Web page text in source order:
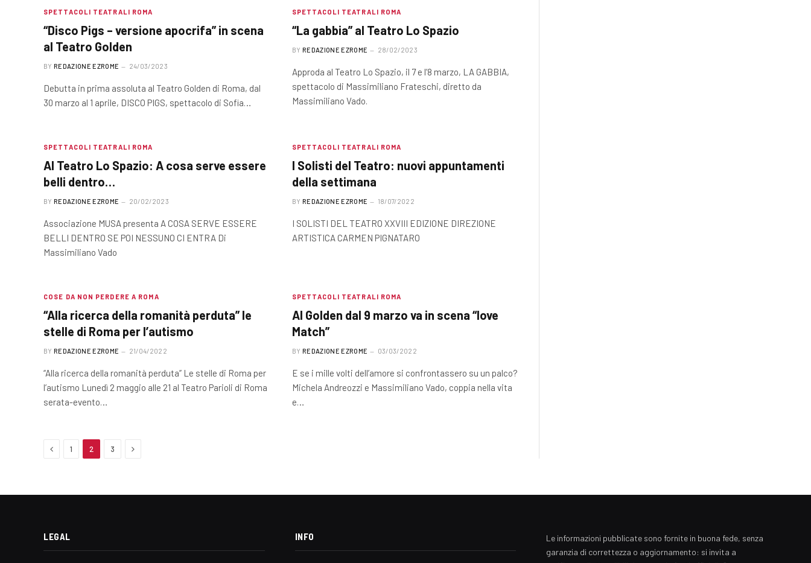
SPETTACOLI TEATRALI ROMA
“Disco Pigs – versione apocrifa” in scena
al Teatro Golden
BY REDAZIONE EZROME 24/03/2023
Debutta in prima assoluta al Teatro Golden di Roma, dal
30 marzo al 1 aprile, DISCO PIGS, spettacolo di Sofia…
SPETTACOLI TEATRALI ROMA
“La gabbia” al Teatro Lo Spazio
BY REDAZIONE EZROME 28/02/2023
Approda al Teatro Lo Spazio, il 7 e l’8 marzo, LA GABBIA,
spettacolo di Massimiliano Frateschi, diretto da
Massimiliano Vado.
SPETTACOLI TEATRALI ROMA
Al Teatro Lo Spazio: A cosa serve essere
belli dentro…
BY REDAZIONE EZROME 20/02/2023
Associazione MUSA presenta A COSA SERVE ESSERE
BELLI DENTRO SE POI NESSUNO CI ENTRA Di
Massimiliano Vado
SPETTACOLI TEATRALI ROMA
I Solisti del Teatro: nuovi appuntamenti
della settimana
BY REDAZIONE EZROME 18/07/2022
I SOLISTI DEL TEATRO XXVIII EDIZIONE DIREZIONE
ARTISTICA CARMEN PIGNATARO
COSE DA NON PERDERE A ROMA
“Alla ricerca della romanità perduta” le
stelle di Roma per l’autismo
BY REDAZIONE EZROME 21/04/2022
“Alla ricerca della romanità perduta” Le stelle di Roma per
l’autismo Lunedì 2 maggio alle 21 al Teatro Parioli di Roma
serata-evento…
SPETTACOLI TEATRALI ROMA
Al Golden dal 9 marzo va in scena “love
Match”
BY REDAZIONE EZROME 03/03/2022
E se i mille volti dell’amore si confrontassero su un palco?
Michela Andreozzi e Massimiliano Vado, coppia nella vita
e…
Previous
1 2 3 Next
LEGAL INFO
Le informazioni pubblicate sono fornite in buona fede, senza
garanzia di correttezza o aggiornamento: si invita a